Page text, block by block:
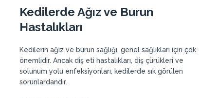
Kedilerde Ağız ve Burun
Hastalıkları
Kedilerin ağız ve burun sağlığı, genel sağlıkları için çok
önemlidir. Ancak diş eti hastalıkları, diş çürükleri ve
solunum yolu enfeksiyonları, kedilerde sık görülen
sorunlardandır.